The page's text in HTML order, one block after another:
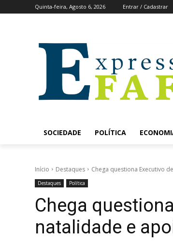
Quinta-feira, Agosto 6, 2026 Entrar / Cadastrar
SOCIEDADE POLÍTICA
Início Destaques Chega questiona Executivo
Destaques Política
Chega
natalidade e